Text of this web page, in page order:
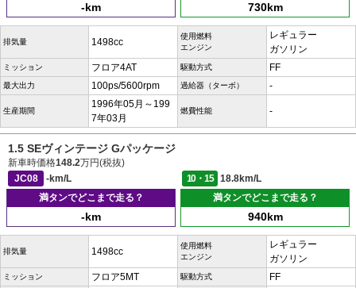
-km 730km
排気量 1498cc
使用燃料
エンジン
レギュラー
ガソリン
ミッション フロア4AT 駆動方式 FF
最大出力 100ps/5600rpm 過給器（ターボ） -
生産期間
1996年05月～199
7年03月
燃費性能 -
1.5 SEヴィンテージ Gパッケージ
新車時価格148.2万円(税抜)
JC08
-km/L 10・15
18.8km/L
満タンでどこまで走る？
-km
満タンでどこまで走る？
940km
排気量 1498cc
使用燃料
エンジン
レギュラー
ガソリン
ミッション フロア5MT 駆動方式 FF